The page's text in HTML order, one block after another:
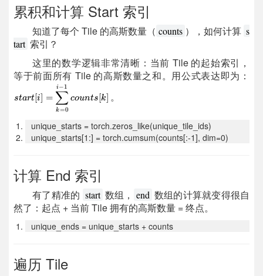
累积和计算 Start 索引
知道了每个 Tile 的高斯数量（ counts ），如何计算 s
tart 索引？
这里的数学逻辑非常清晰：当前 Tile 的起始索引，
等于前面所有 Tile 的高斯数量之和。用公式表达即为：
。
unique_starts = torch.zeros_like(unique_tile_ids)
unique_starts[1:] = torch.cumsum(counts[:-1], dim=0)
计算 End 索引
有了精准的 start 数组， end 数组的计算就变得很自
然了：起点 + 当前 Tile 拥有的高斯数量 = 终点。
unique_ends = unique_starts + counts
遍历 Tile